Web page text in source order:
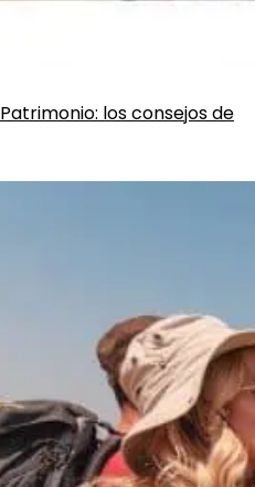
Patrimonio: los consejos de